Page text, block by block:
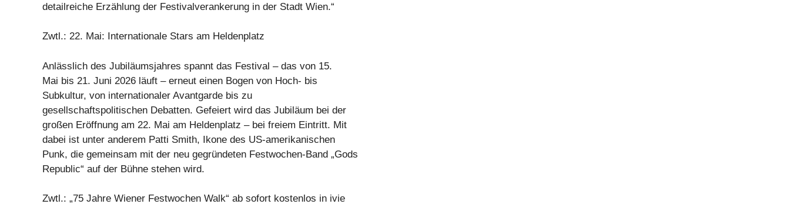
detailreiche Erzählung der Festivalverankerung in der Stadt Wien.“
Zwtl.: 22. Mai: Internationale Stars am Heldenplatz
Anlässlich des Jubiläumsjahres spannt das Festival – das von 15.
Mai bis 21. Juni 2026 läuft – erneut einen Bogen von Hoch- bis
Subkultur, von internationaler Avantgarde bis zu
gesellschaftspolitischen Debatten. Gefeiert wird das Jubiläum bei der
großen Eröffnung am 22. Mai am Heldenplatz – bei freiem Eintritt. Mit
dabei ist unter anderem Patti Smith, Ikone des US-amerikanischen
Punk, die gemeinsam mit der neu gegründeten Festwochen-Band „Gods
Republic“ auf der Bühne stehen wird.
Zwtl.: „75 Jahre Wiener Festwochen Walk“ ab sofort kostenlos in ivie